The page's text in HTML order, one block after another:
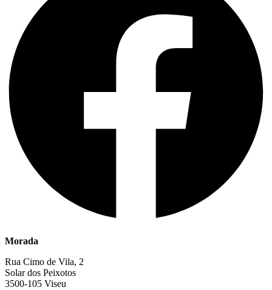
Morada
Rua Cimo de Vila, 2
Solar dos Peixotos
3500-105 Viseu